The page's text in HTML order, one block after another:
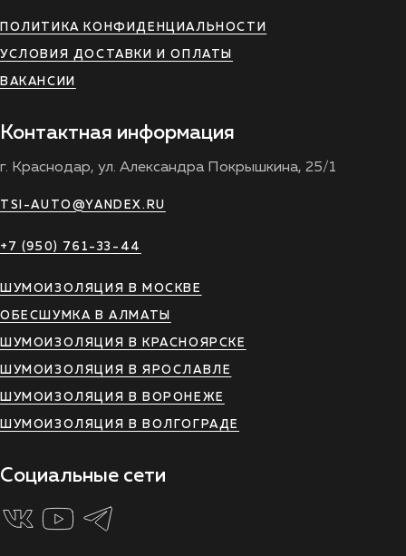
ПОЛИТИКА КОНФИДЕНЦИАЛЬНОСТИ
УСЛОВИЯ ДОСТАВКИ И ОПЛАТЫ
ВАКАНСИИ
Контактная информация
г. Краснодар, ул. Александра Покрышкина, 25/1
TSI-AUTO@YANDEX.RU
+7 (950) 761-33-44
ШУМОИЗОЛЯЦИЯ В МОСКВЕ
ОБЕСШУМКА В АЛМАТЫ
ШУМОИЗОЛЯЦИЯ В КРАСНОЯРСКЕ
ШУМОИЗОЛЯЦИЯ В ЯРОСЛАВЛЕ
ШУМОИЗОЛЯЦИЯ В ВОРОНЕЖЕ
ШУМОИЗОЛЯЦИЯ В ВОЛГОГРАДЕ
Социальные сети